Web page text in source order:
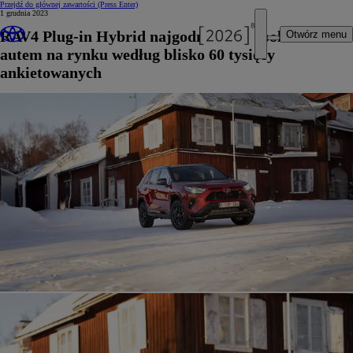
Przejdź do głównej zawartości (Press Enter)
Otwórz menu
1 grudnia 2023
RAV4 Plug-in Hybrid najgodniejszym polecenia
autem na rynku według blisko 60 tysięcy
ankietowanych